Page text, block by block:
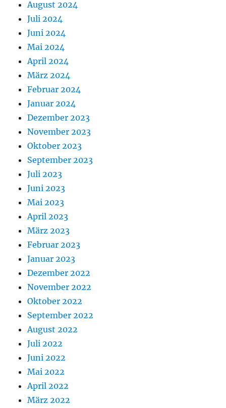
August 2024
Juli 2024
Juni 2024
Mai 2024
April 2024
März 2024
Februar 2024
Januar 2024
Dezember 2023
November 2023
Oktober 2023
September 2023
Juli 2023
Juni 2023
Mai 2023
April 2023
März 2023
Februar 2023
Januar 2023
Dezember 2022
November 2022
Oktober 2022
September 2022
August 2022
Juli 2022
Juni 2022
Mai 2022
April 2022
März 2022